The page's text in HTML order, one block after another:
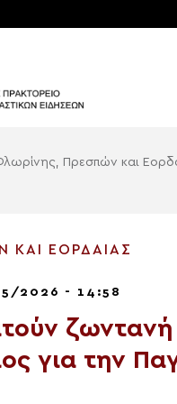
Πρεσπών και
ΚΑΙ ΕΟΡΔΑΊΑΣ
2026 - 14:58
για την